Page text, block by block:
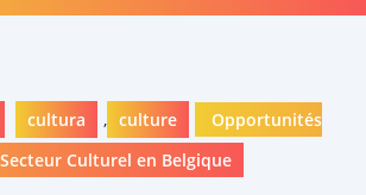
Button
cultura , culture
Opportunités
Culturel en Belgique